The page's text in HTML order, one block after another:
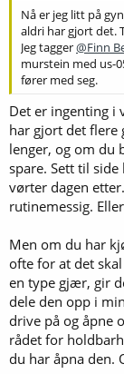
Nå er jeg litt på
aldri har gjort det.
Jeg tagger@Finn
murstein med us-
fører med seg.
Det er ingenting i
har gjort det flere
lenger, og om du
spare. Sett til
vørter dagen
rutinemessig.
Men om du har
ofte for at det
en type gjær, gir
dele den opp i
drive på og åpne
rådet for
du har åpna den.